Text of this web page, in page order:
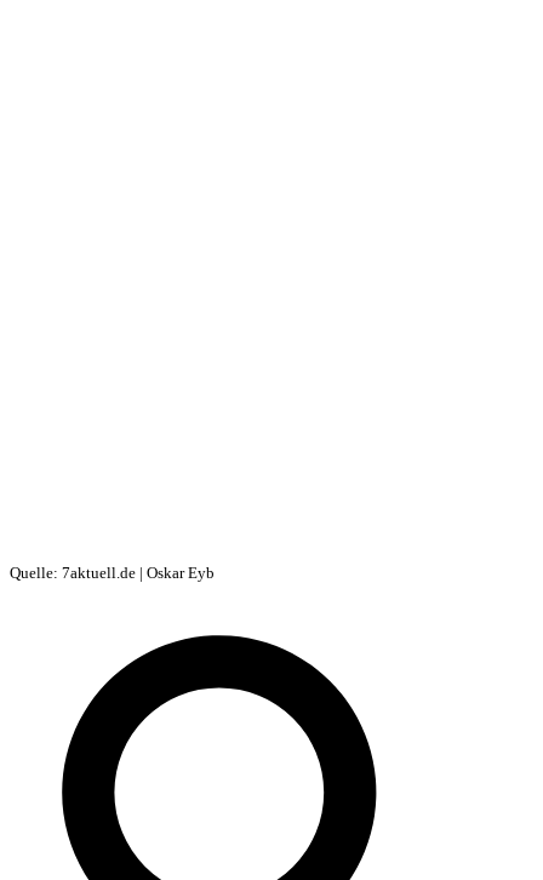
Quelle: 7aktuell.de | Oskar Eyb